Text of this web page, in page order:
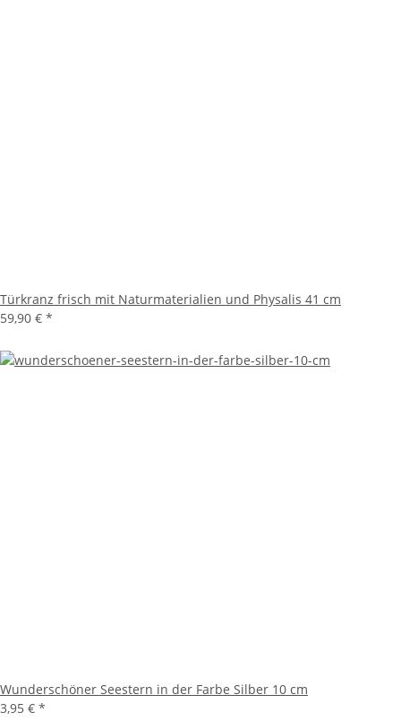
Türkranz frisch mit Naturmaterialien und Physalis 41 cm
59,90 € *
Wunderschöner Seestern in der Farbe Silber 10 cm
3,95 € *